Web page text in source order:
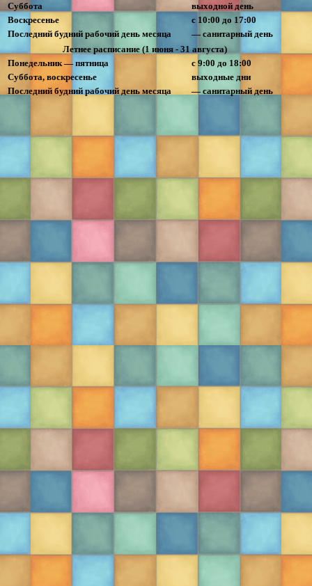
Суббота
выходной день
Воскресенье
с 10:00 до 17:00
Последний будний рабочий день месяца
— санитарный день
Летнее расписание (1 июня - 31 августа)
Понедельник — пятница
с 9:00 до 18:00
Суббота, воскресенье
выходные дни
Последний будний рабочий день месяца
— санитарный день